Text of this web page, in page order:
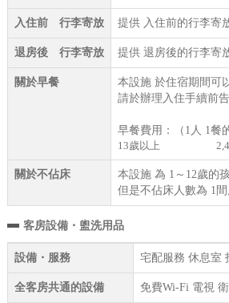
入住前 行李寄放 提供 入住前的行李寄
退房後 行李寄放 提供 退房後的行李寄
關於早餐
本設施 於住宿期間可
請於辦理入住手續前告
早餐費用：（1人 1餐
13歲以上
關於不佔床
本設施 為 1～12歲的
但是不佔床人數為 1
客房設備・盥洗用品
設備・服務 宅配服務 休息室
全客房共通的設備 免費Wi-Fi 電視